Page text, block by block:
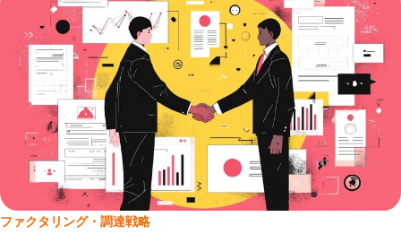
ファクタリング・調達戦略